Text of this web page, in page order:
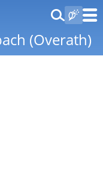
(Overath)